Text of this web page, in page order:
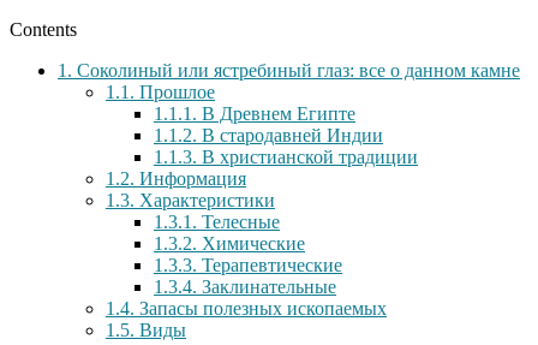
Contents
1. Соколиный или ястребиный глаз: все о данном камне
1.1. Прошлое
1.1.1. В Древнем Египте
1.1.2. В стародавней Индии
1.1.3. В христианской традиции
1.2. Информация
1.3. Характеристики
1.3.1. Телесные
1.3.2. Химические
1.3.3. Терапевтические
1.3.4. Заклинательные
1.4. Запасы полезных ископаемых
1.5. Виды